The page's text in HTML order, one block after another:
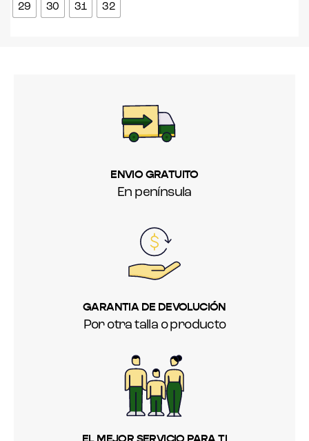
29 30 31 32
ENVIO GRATUITO
En península
GARANTIA DE DEVOLUCIÓN
Por otra talla o producto